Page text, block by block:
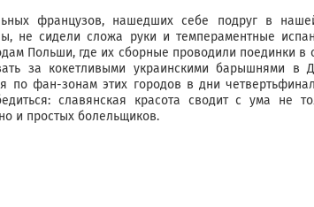
французов, нашедших себе подруг в
не сидели сложа руки и темпераментные
Польши, где их сборные проводили поединки в
за кокетливыми украинскими барышнями в
по фан-зонам этих городов в дни
славянская красота сводит с ума не
и простых болельщиков.